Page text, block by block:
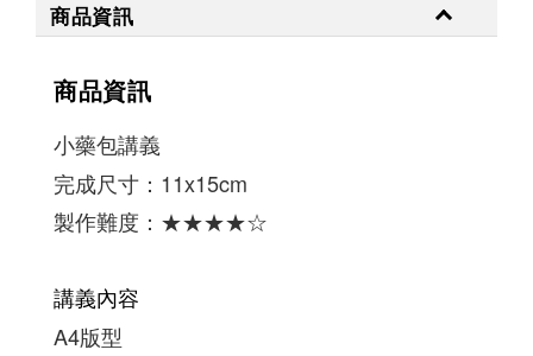
商品資訊
商品資訊
小藥包講義
完成尺寸：11x15cm
製作難度：★★★★☆
講義內容
A4版型